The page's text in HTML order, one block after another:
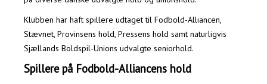
Klubben har haft spillere udtaget til Fodbold-Alliancen,
Stævnet, Provinsens hold, Pressens hold samt naturligvis
Sjællands Boldspil-Unions udvalgte seniorhold.
Spillere på Fodbold-Alliancens hold